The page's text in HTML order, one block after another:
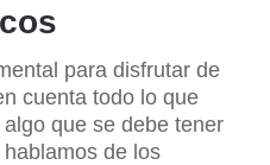
para disfrutar de
cuenta todo lo que
que se debe tener
de los